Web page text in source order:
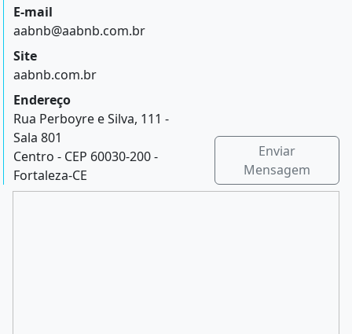
E-mail
aabnb@aabnb.com.br
Site
aabnb.com.br
Endereço
Rua Perboyre e Silva, 111 -
Sala 801
Centro - CEP 60030-200 -
Fortaleza-CE
Enviar
Mensagem